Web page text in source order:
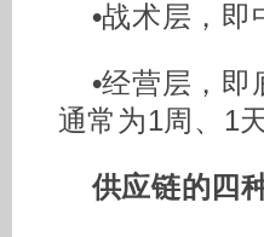
•战术层，即
•经营层，即
通常为1周、1
供应链的四